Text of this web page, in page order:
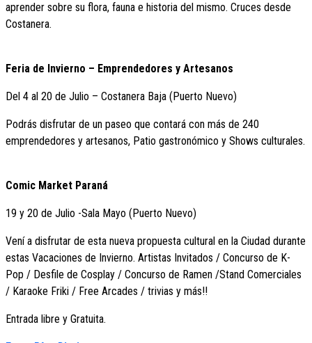
aprender sobre su flora, fauna e historia del mismo. Cruces desde
Costanera.
Feria de Invierno – Emprendedores y Artesanos
Del 4 al 20 de Julio – Costanera Baja (Puerto Nuevo)
Podrás disfrutar de un paseo que contará con más de 240
emprendedores y artesanos, Patio gastronómico y Shows culturales.
Comic Market Paraná
19 y 20 de Julio -Sala Mayo (Puerto Nuevo)
Vení a disfrutar de esta nueva propuesta cultural en la Ciudad durante
estas Vacaciones de Invierno. Artistas Invitados / Concurso de K-
Pop / Desfile de Cosplay / Concurso de Ramen /Stand Comerciales
/ Karaoke Friki / Free Arcades / trivias y más!!
Entrada libre y Gratuita.